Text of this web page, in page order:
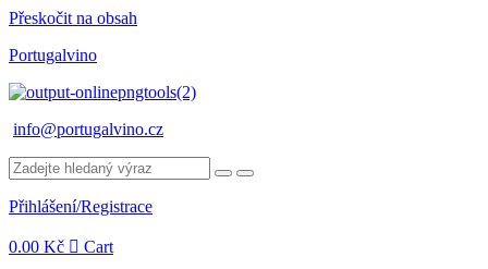
Přeskočit na obsah
Portugalvino
info@portugalvino.cz
Přihlášení/Registrace
0.00 Kč Cart